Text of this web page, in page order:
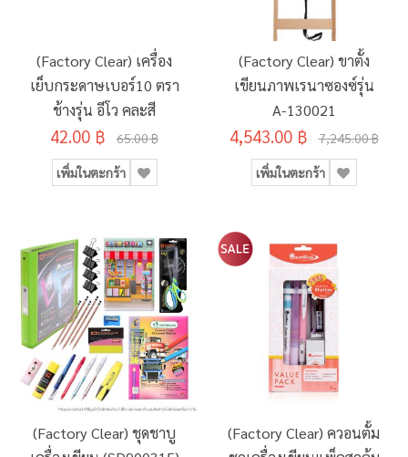
(Factory Clear) เครื่อง
เย็บกระดาษเบอร์10 ตรา
ช้างรุ่น อีโว คละสี
42.00 ฿ 65.00 ฿
เพิ่มในตะกร้า
(Factory Clear) ขาตั้ง
เขียนภาพเรนาซองซ์รุ่น
A-130021
4,543.00 ฿ 7,245.00 ฿
เพิ่มในตะกร้า
(Factory Clear) ชุดชาบู
(Factory Clear) ควอนตั้ม